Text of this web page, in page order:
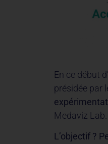
En ce début
présidée par
Medaviz Lab.
L’objectif ?